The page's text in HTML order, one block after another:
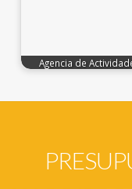
Agencia de